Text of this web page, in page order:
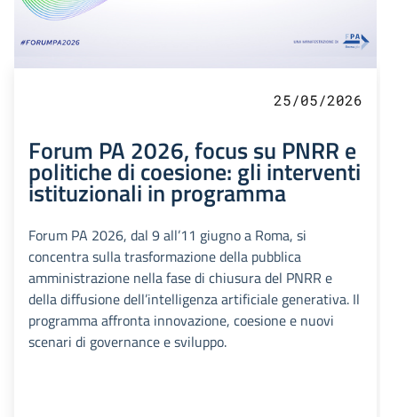
25/05/2026
Forum PA 2026, focus su PNRR e
politiche di coesione: gli interventi
istituzionali in programma
Forum PA 2026, dal 9 all’11 giugno a Roma, si
concentra sulla trasformazione della pubblica
amministrazione nella fase di chiusura del PNRR e
della diffusione dell’intelligenza artificiale generativa. Il
programma affronta innovazione, coesione e nuovi
scenari di governance e sviluppo.